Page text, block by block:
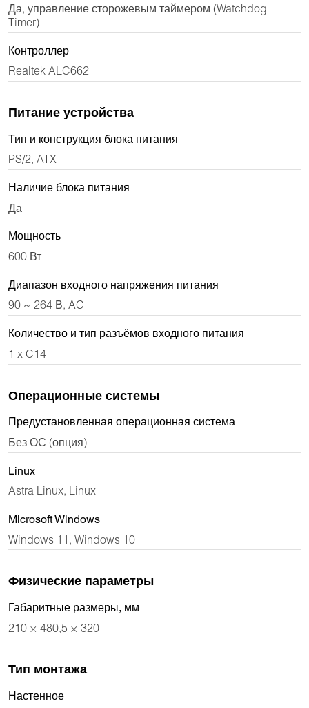
Да, управление сторожевым таймером (Watchdog
Timer)
Контроллер
Realtek ALC662
Питание устройства
Тип и конструкция блока питания
PS/2, ATX
Наличие блока питания
Да
Мощность
600 Вт
Диапазон входного напряжения питания
90 ~ 264 В, AC
Количество и тип разъёмов входного питания
1 x C14
Операционные системы
Предустановленная операционная система
Без ОС (опция)
Linux
Astra Linux, Linux
Microsoft Windows
Windows 11, Windows 10
Физические параметры
Габаритные размеры, мм
210 × 480,5 × 320
Тип монтажа
Настенное